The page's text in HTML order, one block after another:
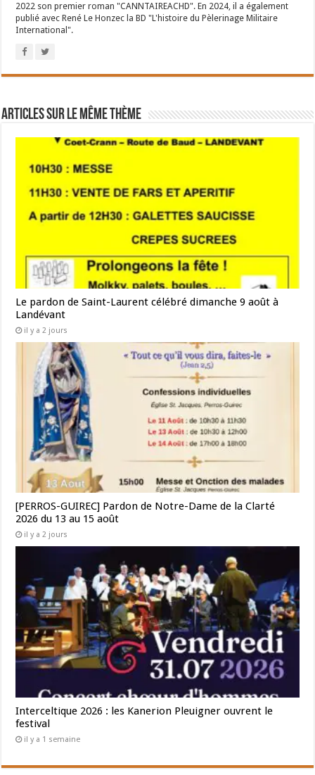
2022 son premier roman "CANNTAIREACHD". En 2024, il a également
publié avec René Le Honzec la BD "L'histoire du Pèlerinage Militaire
International".
Articles sur le même thème
Le pardon de Saint-Laurent célébré dimanche 9 août à
Landévant
il y a 2 jours
[PERROS-GUIREC] Pardon de Notre-Dame de la Clarté
2026 du 13 au 15 août
il y a 2 jours
Interceltique 2026 : les Kanerion Pleuigner ouvrent le
festival
il y a 1 semaine